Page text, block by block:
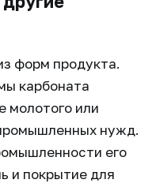
форм продукта.
карбоната
молотого или
нужд.
его
и покрытие для